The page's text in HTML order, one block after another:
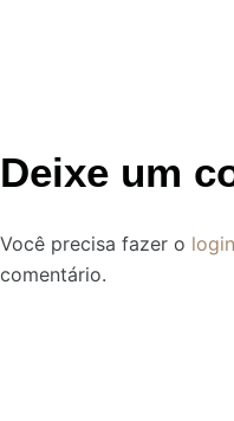
Deixe um
Você precisa fazer o login
comentário.